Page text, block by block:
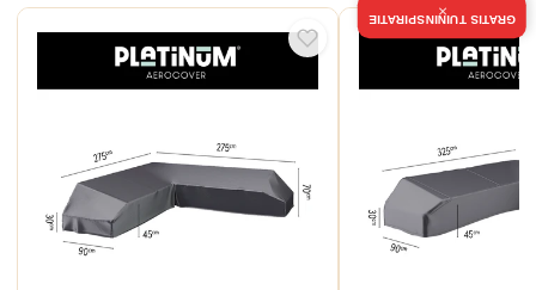
GRATIS TUININSPIRATIE
×